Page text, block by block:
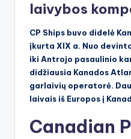
laivybos
CP Ships buvo didelė
įkurta XIX a. Nuo
iki Antrojo pasaulinio
didžiausia Kanados
garlaivių operatorė.
laivais iš Europos į
Canadian